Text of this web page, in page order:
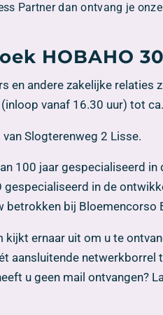
Partner dan ontvang je
HOBAHO
en andere zakelijke
vanaf 16.30 uur) tot
van Slogterenweg 2 Lisse.
100 jaar gespecialiseerd
gespecialiseerd in de
betrokken bij Bloemencorso
ernaar uit om u te
aansluitende netwerkborrel
u geen mail ontvangen?